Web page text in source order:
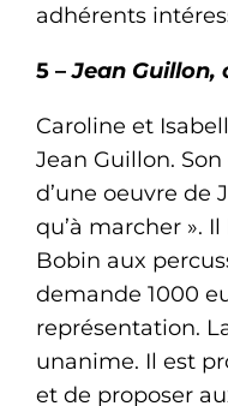
adhérents
5 –Jean Guillon,
Caroline et
Jean Guillon.
d’une oeuvre de
qu’à marcher ».
Bobin aux
demande 1000
représentation.
unanime. Il est
et de proposer